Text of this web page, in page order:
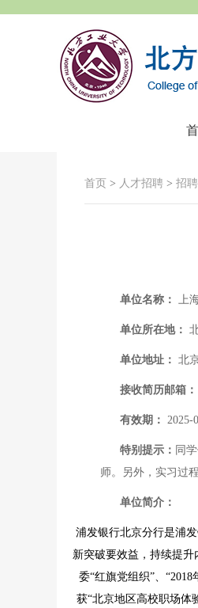
首页 > 人才招聘 > 招
单位名称： 上
单位所在地：
单位地址： 北
接收简历邮箱：
有效期： 2025-
特别提示： 同
师。另外，实习过
单位简介：
浦发银行北京分行是浦
新突破要效益，持续提升
委“红旗党组织”、
获“北京地区高校职场体